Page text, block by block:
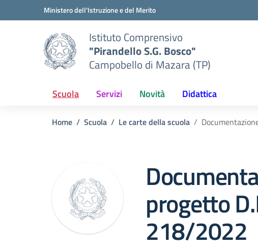
Vai ai contenuti
Vai al menu di navigazioneMinistero dell'Istruzione e del Merito
Istituto Comprensivo
"Pirandello S.G. Bosco"
Campobello di Mazara (TP)
Scuola Servizi Novità Didattica
Home Scuola Le carte della scuola
progetto
218/2022